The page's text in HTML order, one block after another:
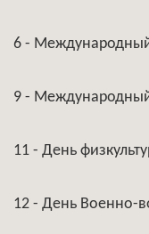
6 -
9 -
11 - День
12 - День Военно-